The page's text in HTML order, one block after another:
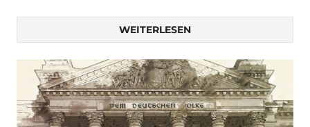
WEITERLESEN